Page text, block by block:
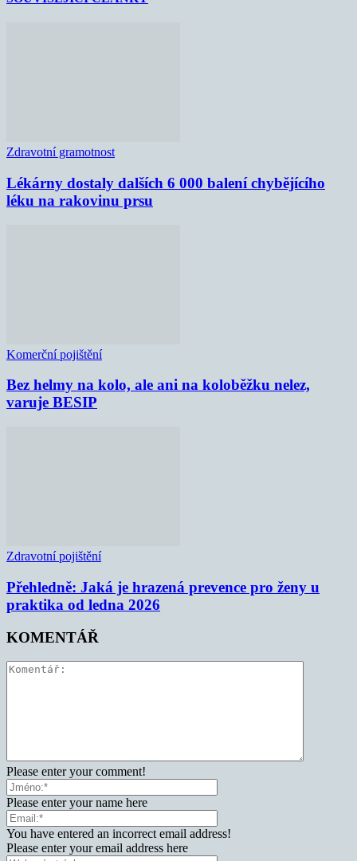
Zdravotní gramotnost
Lékárny dostaly dalších 6 000 balení chybějícího
léku na rakovinu prsu
Komerční pojištění
Bez helmy na kolo, ale ani na koloběžku nelez,
varuje BESIP
Zdravotní pojištění
Přehledně: Jaká je hrazená prevence pro ženy u
praktika od ledna 2026
KOMENTÁŘ
Please enter your comment!
Please enter your name here
You have entered an incorrect email address!
Please enter your email address here